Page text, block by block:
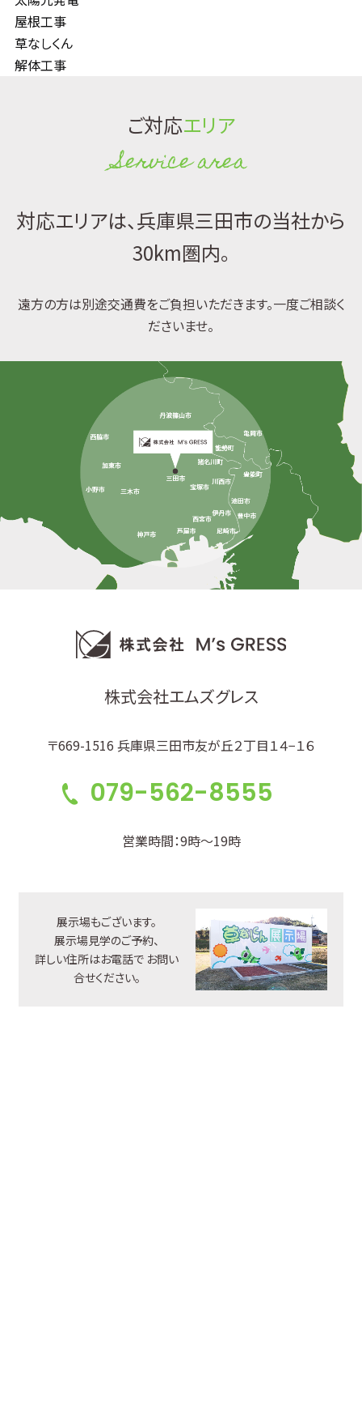
屋根工事
草なしくん
解体工事
ご対応エリア
Service area
対応エリアは、兵庫県三田市の当社から
30km圏内。
遠方の方は別途交通費をご負担いただきます。一度ご相談く
ださいませ。
株式会社エムズグレス
〒669-1516 兵庫県三田市友が丘２丁目１４−１６
079-562-8555
営業時間：9時～19時
展示場もございます。
展示場見学のご予約、
詳しい住所はお電話で お問い
合せください。